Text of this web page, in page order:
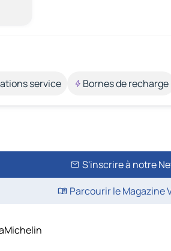
service Bornes de recharge
S'inscrire à notre
Parcourir le Magazine